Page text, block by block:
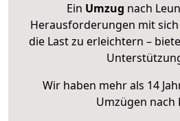
Ein Umzug nach
Herausforderungen mit
die Last zu erleichtern –
Wir haben mehr als 14
Umzügen nach